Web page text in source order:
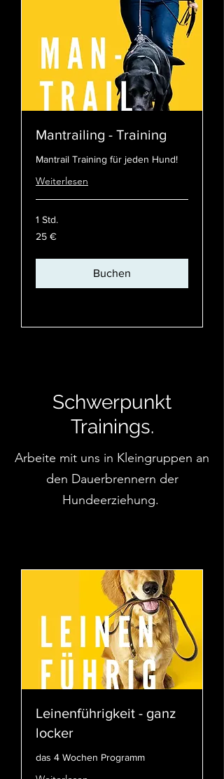
Mantrailing - Training
Mantrail Training für jeden Hund!
Weiterlesen
1 Std.
25
Euro
25 €
Buchen
Schwerpunkt
Trainings.
Arbeite mit uns in Kleingruppen an
den Dauerbrennern der
Hundeerziehung.
Leinenführigkeit - ganz
locker
das 4 Wochen Programm